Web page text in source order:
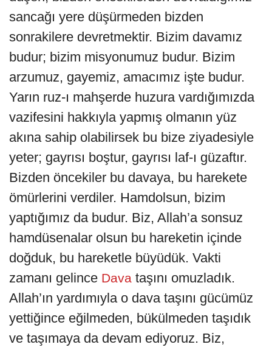
sancağı yere düşürmeden bizden
sonrakilere devretmektir. Bizim davamız
budur; bizim misyonumuz budur. Bizim
arzumuz, gayemiz, amacımız işte budur.
Yarın ruz-ı mahşerde huzura vardığımızda
vazifesini hakkıyla yapmış olmanın yüz
akına sahip olabilirsek bu bize ziyadesiyle
yeter; gayrısı boştur, gayrısı laf-ı güzaftır.
Bizden öncekiler bu davaya, bu harekete
ömürlerini verdiler. Hamdolsun, bizim
yaptığımız da budur. Biz, Allah’a sonsuz
hamdüsenalar olsun bu hareketin içinde
doğduk, bu hareketle büyüdük. Vakti
zamanı gelince Dava taşını omuzladık.
Allah’ın yardımıyla o dava taşını gücümüz
yettiğince eğilmeden, bükülmeden taşıdık
ve taşımaya da devam ediyoruz. Biz,